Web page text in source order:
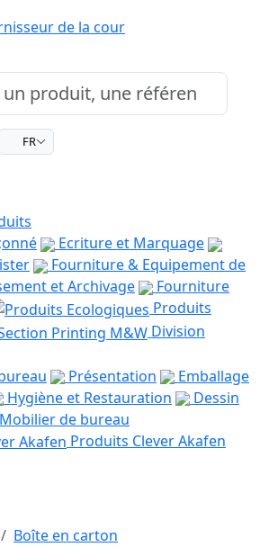
FR
Ecriture et Marquage
Fourniture & Equipement de
et Archivage
Fourniture
Produits
Division
Présentation
Emballage
Hygiène et Restauration
Dessin
Mobilier de bureau
Produits Clever Akafen
Boîte en carton